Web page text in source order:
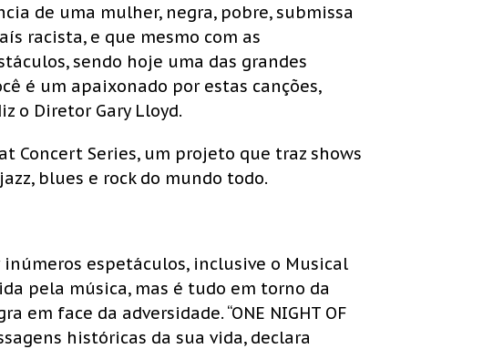
de uma mulher, negra, pobre, submissa
racista, e que mesmo com as
sendo hoje uma das grandes
é um apaixonado por estas canções,
o Diretor Gary Lloyd.
Concert Series, um projeto que traz shows
blues e rock do mundo todo.
espetáculos, inclusive o Musical
pela música, mas é tudo em torno da
face da adversidade. “ONE NIGHT OF
históricas da sua vida, declara